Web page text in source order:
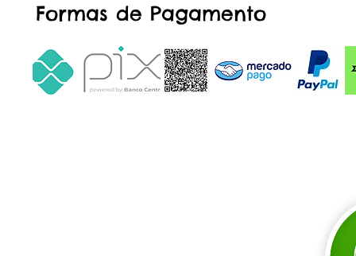
Formas de Pagamento